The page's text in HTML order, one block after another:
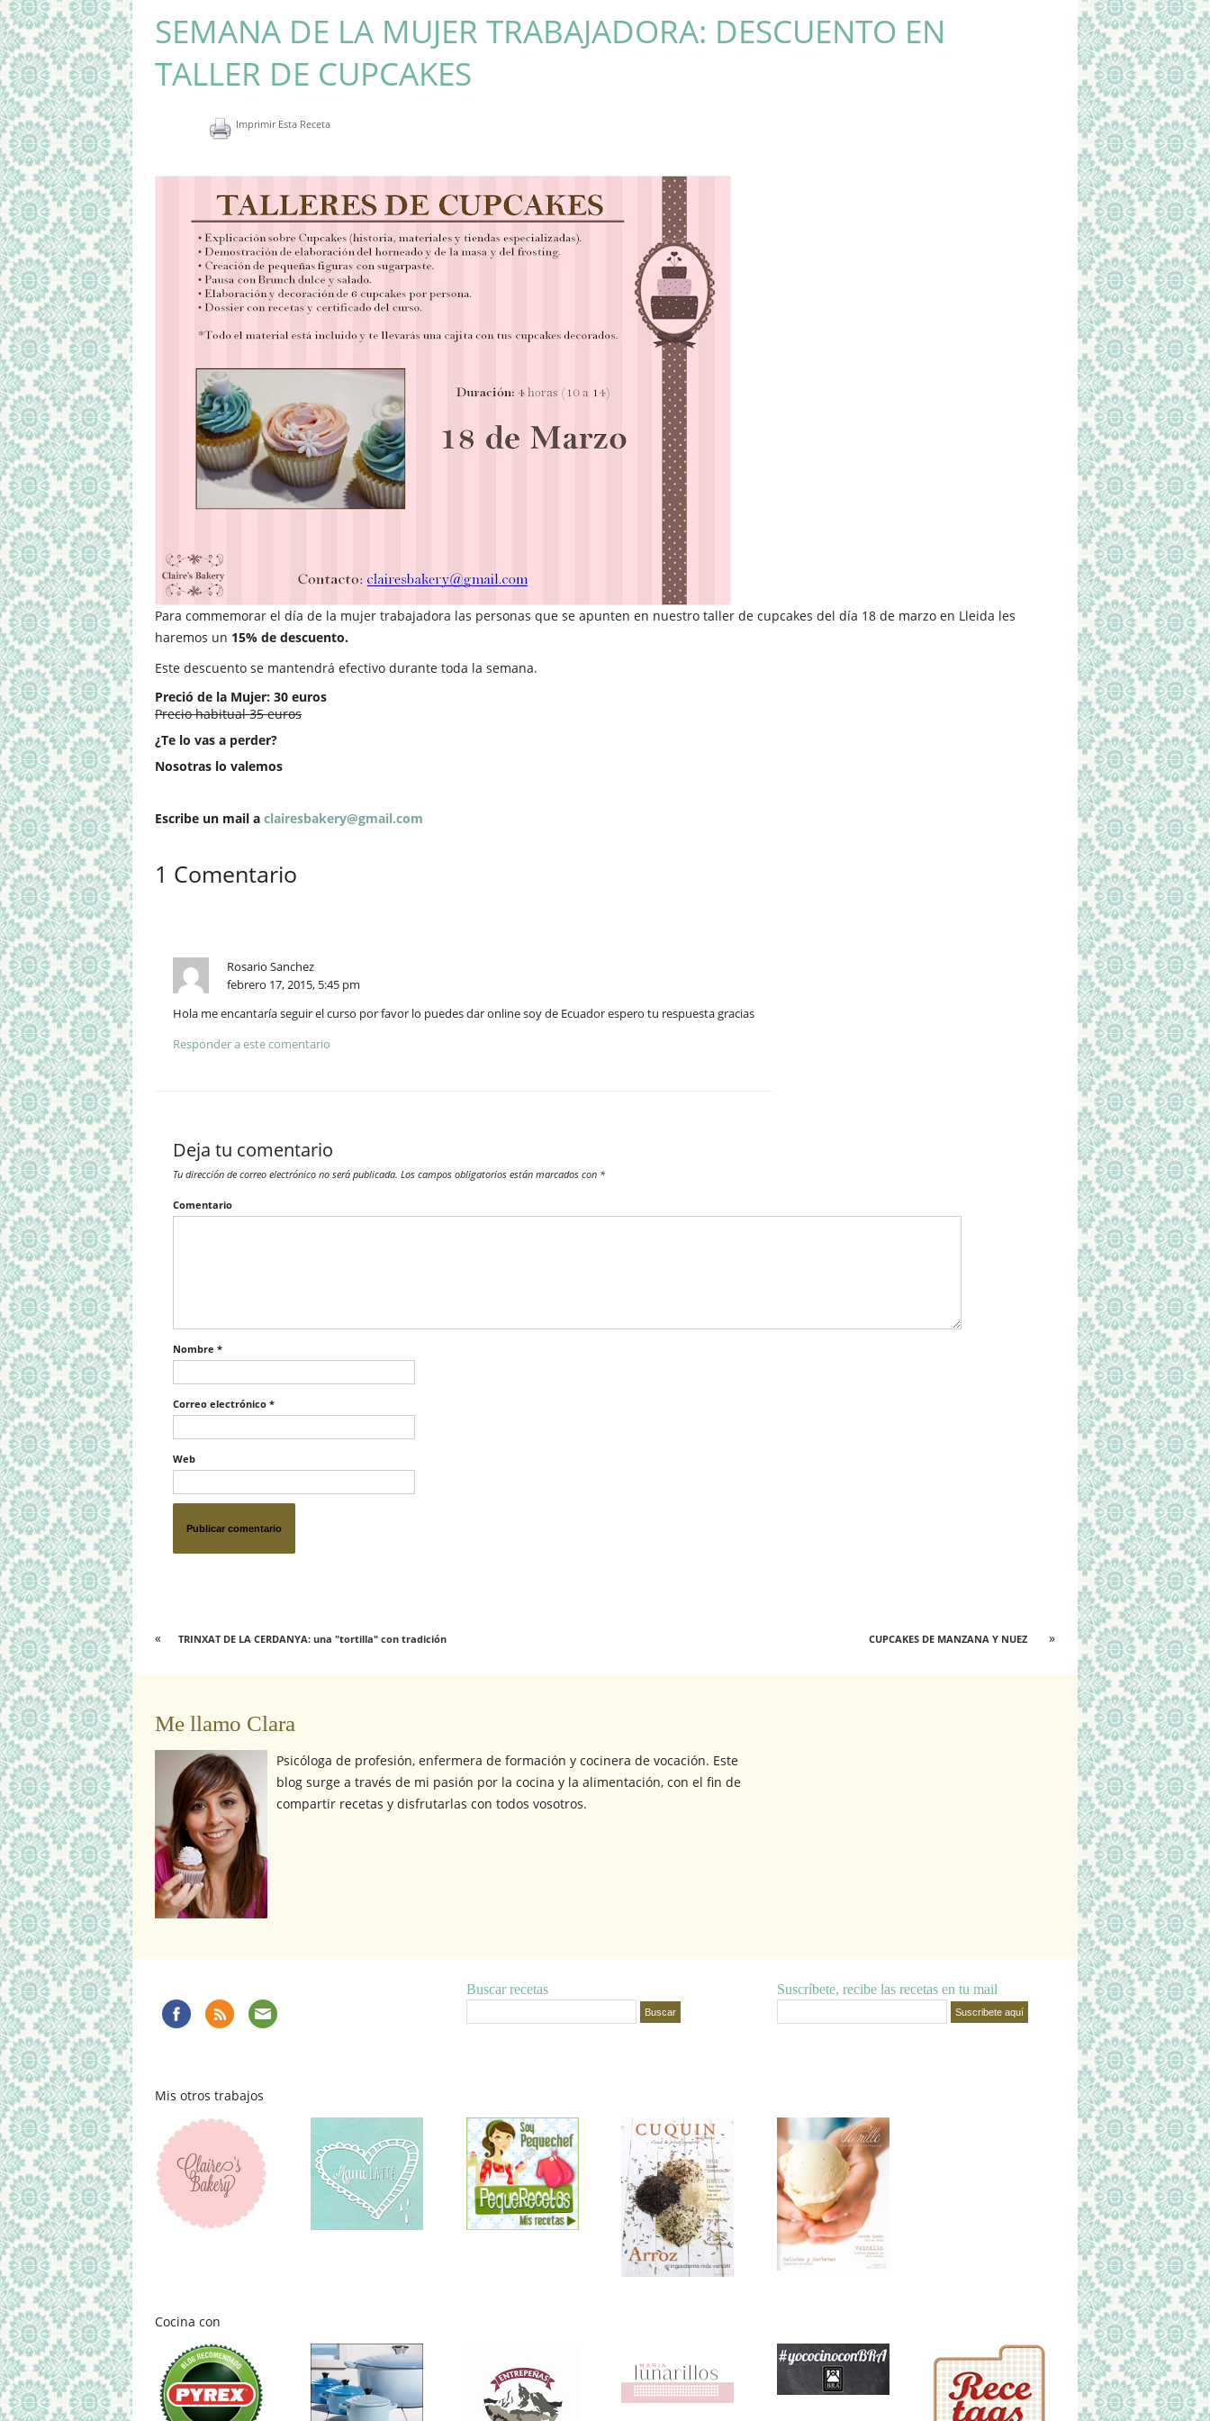
SEMANA DE LA MUJER TRABAJADORA: DESCUENTO EN
TALLER DE CUPCAKES
Imprimir Esta Receta
Para commemorar el día de la mujer trabajadora las personas que se apunten en nuestro taller de cupcakes del día 18 de marzo en Lleida les
haremos un 15% de descuento.
Este descuento se mantendrá efectivo durante toda la semana.
Preció de la Mujer: 30 euros
Precio habitual 35 euros
¿Te lo vas a perder?
Nosotras lo valemos
Escribe un mail a clairesbakery@gmail.com
1 Comentario
Rosario Sanchez
febrero 17, 2015, 5:45 pm
Hola me encantaría seguir el curso por favor lo puedes dar online soy de Ecuador espero tu respuesta gracias
Responder a este comentario
Deja tu comentario
Tu dirección de correo electrónico no será publicada. Los campos obligatorios están marcados con *
Comentario
Nombre *
Correo electrónico *
Web
CUPCAKES DE MANZANA Y NUEZ »
« TRINXAT DE LA CERDANYA: una "tortilla" con tradición
Me llamo Clara
Psicóloga de profesión, enfermera de formación y cocinera de vocación. Este
blog surge a través de mi pasión por la cocina y la alimentación, con el fin de
compartir recetas y disfrutarlas con todos vosotros.
Buscar recetas Suscríbete, recibe las recetas en tu mail
Mis otros trabajos
Cocina con